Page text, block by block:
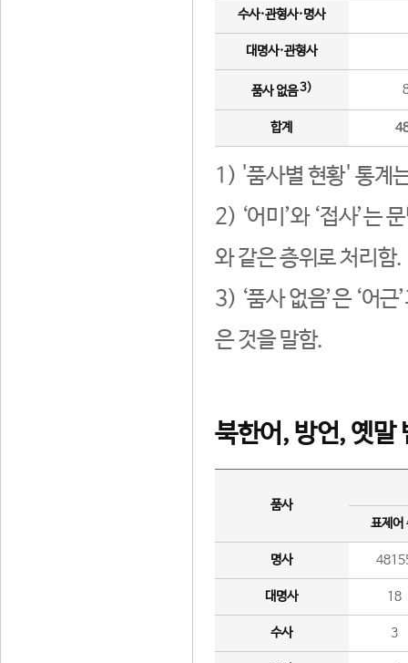
수사·관형사·명사
대명사·관형사
품사 없음3)
합계
1) '품사별 현황' 통계
2) ‘어미’와 ‘접사’는
와 같은 층위로 처리함.
3) ‘품사 없음’은 ‘어
은 것을 말함.
북한어, 방언, 옛말
품사
표제어
명사
대명사 18
수사 3